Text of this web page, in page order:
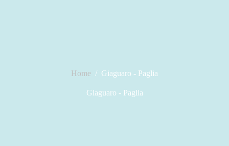
Home / Giaguaro - Paglia
Giaguaro - Paglia